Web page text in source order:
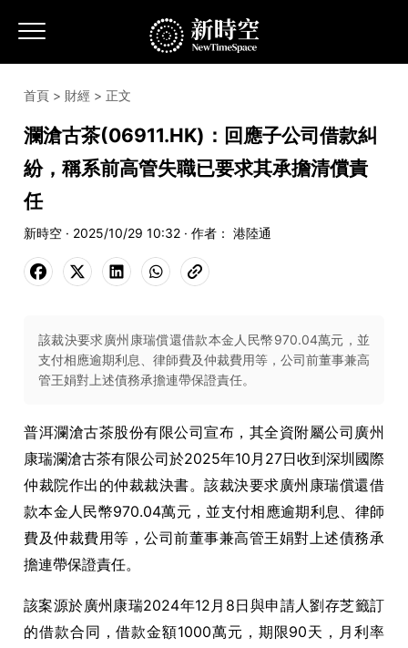
首頁 > 財經 > 正文
瀾滄古茶(06911.HK)：回應子公司借款糾
紛，稱系前高管失職已要求其承擔清償責
任
新時空 · 2025/10/29 10:32 · 作者： 港陸通
該裁決要求廣州康瑞償還借款本金人民幣970.04萬元，並
支付相應逾期利息、律師費及仲裁費用等，公司前董事兼高
管王娟對上述債務承擔連帶保證責任。
普洱瀾滄古茶股份有限公司宣布，其全資附屬公司廣州
康瑞瀾滄古茶有限公司於2025年10月27日收到深圳國際
仲裁院作出的仲裁裁決書。該裁決要求廣州康瑞償還借
款本金人民幣970.04萬元，並支付相應逾期利息、律師
費及仲裁費用等，公司前董事兼高管王娟對上述債務承
擔連帶保證責任。
該案源於廣州康瑞2024年12月8日與申請人劉存芝籤訂
的借款合同，借款金額1000萬元，期限90天，月利率